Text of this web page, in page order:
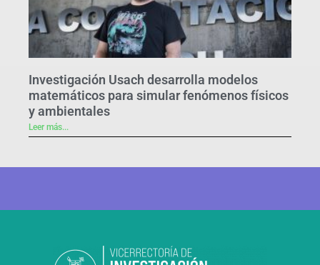
Investigación Usach desarrolla modelos
matemáticos para simular fenómenos físicos
y ambientales
Leer más...